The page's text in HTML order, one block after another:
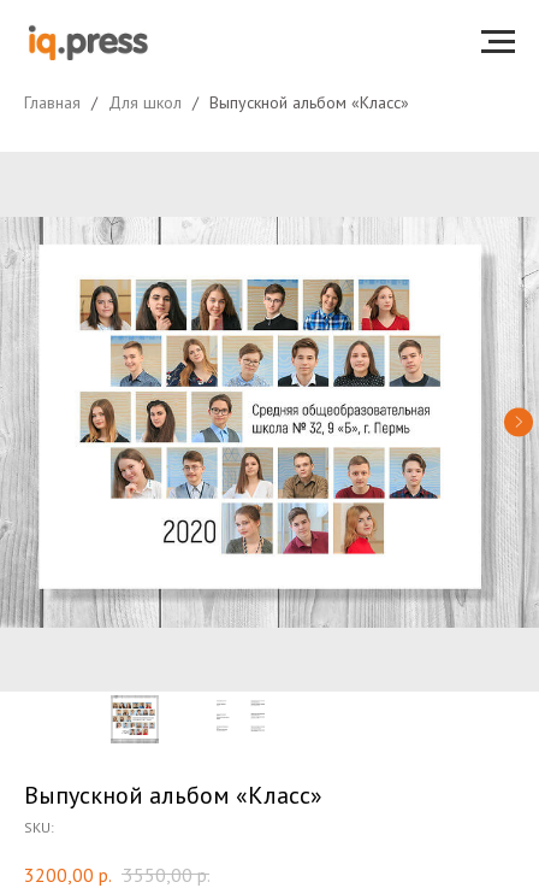
Главная Для школ Выпускной альбом «Класс»
Выпускной альбом «Класс»
SKU:
3200,00 р. 3550,00 р.